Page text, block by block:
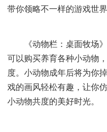
带你领略不一样的游戏世界
《动物栏：桌面牧场》‌
可以购买养育各种小动物
度。小动物成年后将为你
戏的画风轻松有趣，让你
小动物共度的美好时光。